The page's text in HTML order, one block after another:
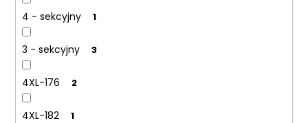
4 - sekcyjny 1
3 - sekcyjny 3
4XL-176 2
4XL-182 1